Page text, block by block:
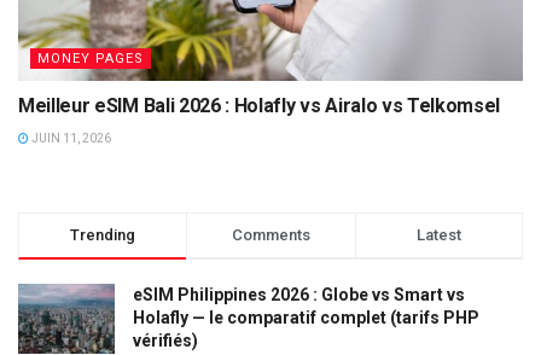
MONEY PAGES
Meilleur eSIM Bali 2026 : Holafly vs Airalo vs Telkomsel
JUIN 11, 2026
Trending Comments Latest
eSIM Philippines 2026 : Globe vs Smart vs
Holafly — le comparatif complet (tarifs PHP
vérifiés)